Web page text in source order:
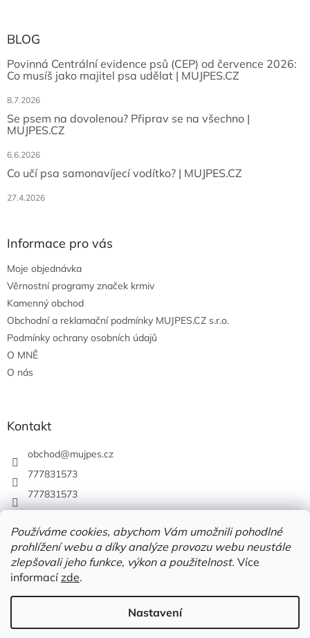
Používáme cookies, abychom Vám umožnili pohodlné
prohlížení webu a díky analýze provozu webu neustále
zlepšovali jeho funkce, výkon a použitelnost. Více
informacízde.
Nastavení
BLOG
Povinná Centrální evidence psů (CEP) od července 2026:
Co musíš jako majitel psa udělat | MUJPES.CZ
8.7.2026
Se psem na dovolenou? Připrav se na všechno |
MUJPES.CZ
6.6.2026
Co učí psa samonavíjecí vodítko? | MUJPES.CZ
27.4.2026
Informace pro vás
Moje objednávka
Věrnostní programy značek krmiv
Kamenný obchod
Obchodní a reklamační podmínky MUJPES.CZ s.r.o.
Podmínky ochrany osobních údajů
O MNĚ
O nás
Kontakt
obchod@mujpes.cz
777831573
777831573
Vytvořil Shoptet